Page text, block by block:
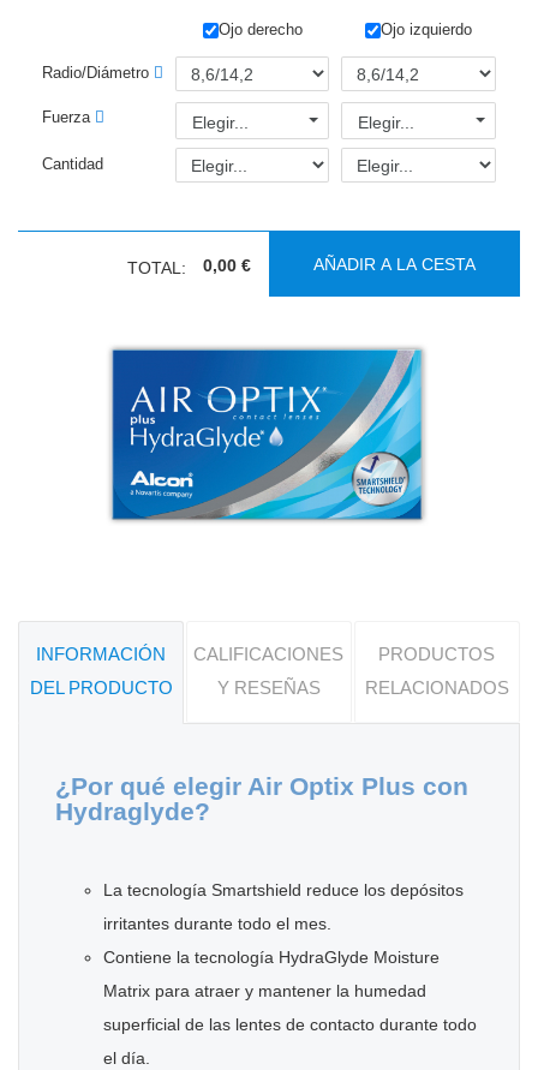
Ojo derecho Ojo izquierdo
Radio/Diámetro
Fuerza Elegir... Elegir...
Cantidad
TOTAL: 0,00 € AÑADIR A LA CESTA
INFORMACIÓN
DEL PRODUCTO
CALIFICACIONES
Y RESEÑAS
PRODUCTOS
RELACIONADOS
¿Por qué elegir Air Optix Plus con
Hydraglyde?
La tecnología Smartshield reduce los depósitos
irritantes durante todo el mes.
Contiene la tecnología HydraGlyde Moisture
Matrix para atraer y mantener la humedad
superficial de las lentes de contacto durante todo
el día.